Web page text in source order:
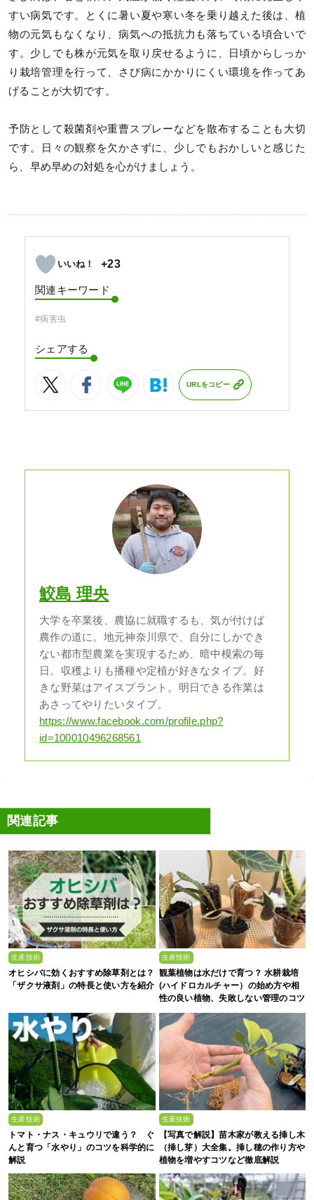
すい病気です。とくに暑い夏や寒い冬を乗り越えた後は、植
物の元気もなくなり、病気への抵抗力も落ちている頃合いで
す。少しでも株が元気を取り戻せるように、日頃からしっか
り栽培管理を行って、さび病にかかりにくい環境を作ってあ
げることが大切です。
予防として殺菌剤や重曹スプレーなどを散布することも大切
です。日々の観察を欠かさずに、少しでもおかしいと感じた
ら、早め早めの対処を心がけましょう。
+23
関連キーワード
#病害虫
シェアする
URLをコピー
鮫島 理央
大学を卒業後、農協に就職するも、気が付けば
農作の道に。地元神奈川県で、自分にしかでき
ない都市型農業を実現するため、暗中模索の毎
日。収穫よりも播種や定植が好きなタイプ。好
きな野菜はアイスプラント。明日できる作業は
あさってやりたいタイプ。
https://www.facebook.com/profile.php?
id=100010496268561
関連記事
生産技術
オヒシバに効くおすすめ除草剤とは？
「ザクサ液剤」の特長と使い方を紹介
生産技術
観葉植物は水だけで育つ？ 水耕栽培
(ハイドロカルチャー）の始め方や相
性の良い植物、失敗しない管理のコツ
生産技術
トマト・ナス・キュウリで違う？ ぐ
んと育つ「水やり」のコツを科学的に
解説
生産技術
【写真で解説】苗木家が教える挿し木
（挿し芽）大全集。挿し穂の作り方や
植物を増やすコツなど徹底解説